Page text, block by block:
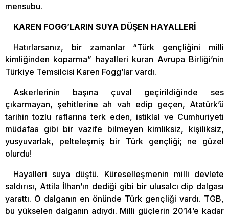
mensubu.
KAREN FOGG’LARIN SUYA DÜŞEN HAYALLERİ
Hatırlarsanız, bir zamanlar “Türk gençliğini milli
kimliğinden koparma” hayalleri kuran Avrupa Birliği’nin
Türkiye Temsilcisi Karen Fogg’lar vardı.
Askerlerinin başına çuval geçirildiğinde ses
çıkarmayan, şehitlerine ah vah edip geçen, Atatürk’ü
tarihin tozlu raflarına terk eden, istiklal ve Cumhuriyeti
müdafaa gibi bir vazife bilmeyen kimliksiz, kişiliksiz,
yusyuvarlak, pelteleşmiş bir Türk gençliği; ne güzel
olurdu!
Hayalleri suya düştü. Küreselleşmenin milli devlete
saldırısı, Attila İlhan’ın dediği gibi bir ulusalcı dip dalgası
yarattı. O dalganın en önünde Türk gençliği vardı. TGB,
bu yükselen dalganın adıydı. Milli güçlerin 2014’e kadar